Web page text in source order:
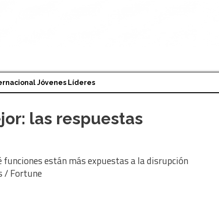
Jóvenes Líderes
las respuestas
están más expuestas a la disrupción
/ Fortune